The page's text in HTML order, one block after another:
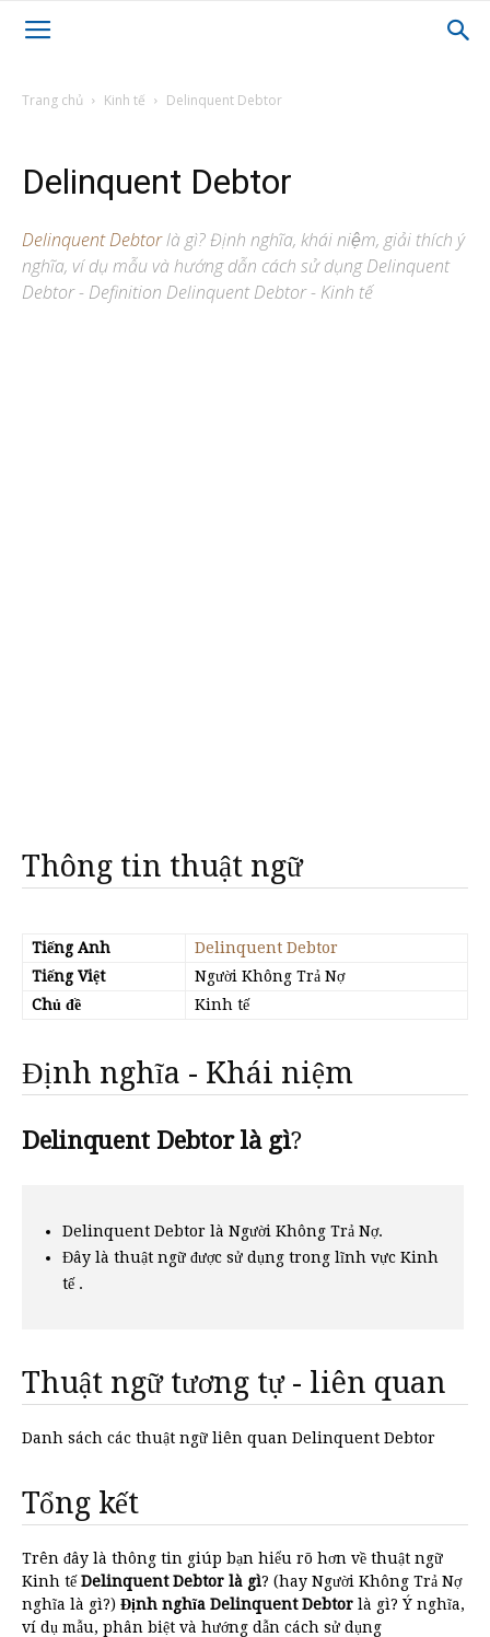
Trang chủ Kinh tế Delinquent Debtor
Delinquent Debtor
Delinquent Debtorlà gì? Định nghĩa, khái niệm, giải thích ý
nghĩa, ví dụ mẫu và hướng dẫn cách sử dụng Delinquent
Debtor - Definition Delinquent Debtor - Kinh tế
Thông tin thuật ngữ
Tiếng Anh
Delinquent Debtor
Tiếng Việt
Người Không Trả Nợ
Chủ đề
Kinh tế
Định nghĩa - Khái niệm
Delinquent Debtor là gì?
Delinquent Debtor là Người Không Trả Nợ.
Đây là thuật ngữ được sử dụng trong lĩnh vực Kinh
tế .
Thuật ngữ tương tự - liên quan
Danh sách các thuật ngữ liên quan Delinquent Debtor
Tổng kết
Trên đây là thông tin giúp bạn hiểu rõ hơn về thuật ngữ
Kinh tếDelinquent Debtor là gì? (hay Người Không Trả Nợ
nghĩa là gì?) Định nghĩa Delinquent Debtor là gì? Ý nghĩa,
ví dụ mẫu, phân biệt và hướng dẫn cách sử dụng